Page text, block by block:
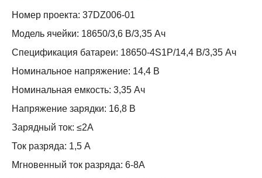
Номер проекта: 37DZ006-01
Модель ячейки: 18650/3,6 В/3,35 Ач
Спецификация батареи: 18650-4S1P/14,4 В/3,35 Ач
Номинальное напряжение: 14,4 В
Номинальная емкость: 3,35 Ач
Напряжение зарядки: 16,8 В
Зарядный ток: ≤2A
Ток разряда: 1,5 А
Мгновенный ток разряда: 6-8А